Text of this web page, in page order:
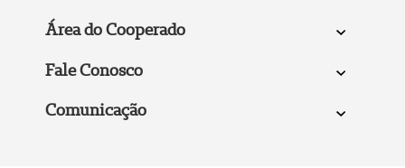
Área do Cooperado
Fale Conosco
Comunicação